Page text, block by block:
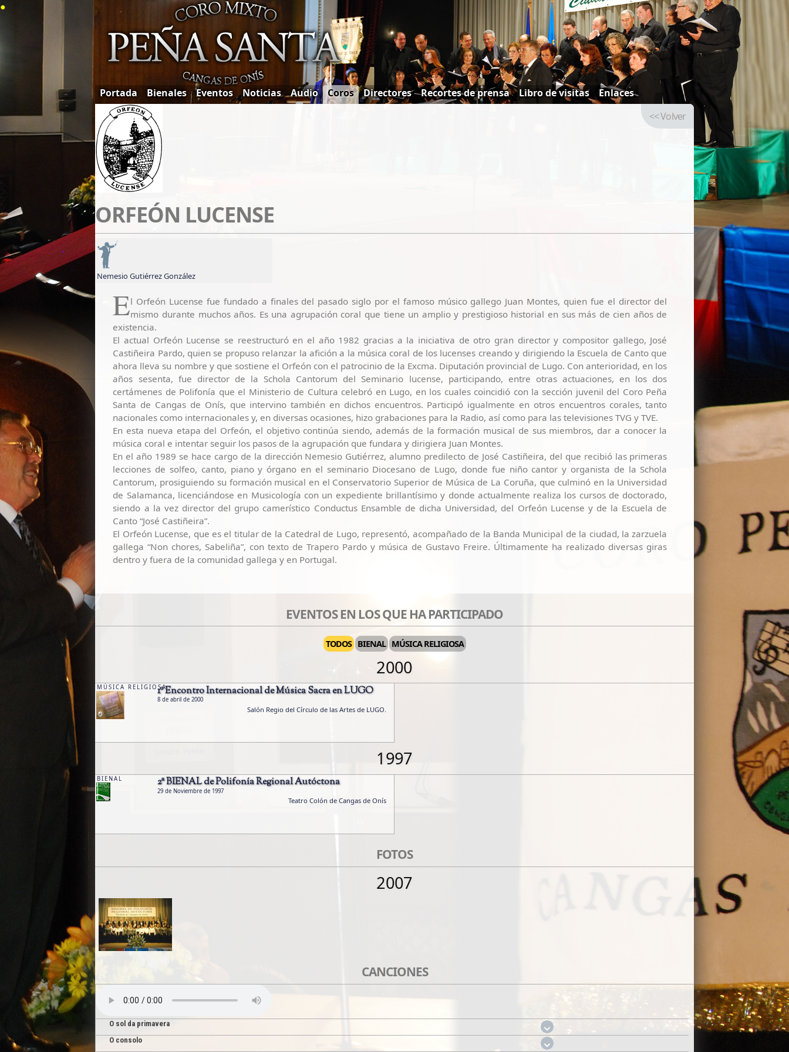
●
Portada Bienales Eventos Noticias Audio Coros Directores Recortes de prensa Libro de visitas Enlaces
ORFEÓN LUCENSE
Nemesio Gutiérrez González
El Orfeón Lucense fue fundado a finales del pasado siglo por el famoso músico gallego Juan Montes, quien fue el director del
mismo durante muchos años. Es una agrupación coral que tiene un amplio y prestigioso historial en sus más de cien años de
existencia.
El actual Orfeón Lucense se reestructuró en el año 1982 gracias a la iniciativa de otro gran director y compositor gallego, José
Castiñeira Pardo, quien se propuso relanzar la afición a la música coral de los lucenses creando y dirigiendo la Escuela de Canto que
ahora lleva su nombre y que sostiene el Orfeón con el patrocinio de la Excma. Diputación provincial de Lugo. Con anterioridad, en los
años sesenta, fue director de la Schola Cantorum del Seminario lucense, participando, entre otras actuaciones, en los dos
certámenes de Polifonía que el Ministerio de Cultura celebró en Lugo, en los cuales coincidió con la sección juvenil del Coro Peña
Santa de Cangas de Onís, que intervino también en dichos encuentros. Participó igualmente en otros encuentros corales, tanto
nacionales como internacionales y, en diversas ocasiones, hizo grabaciones para la Radio, así como para las televisiones TVG y TVE.
En esta nueva etapa del Orfeón, el objetivo continúa siendo, además de la formación musical de sus miembros, dar a conocer la
música coral e intentar seguir los pasos de la agrupación que fundara y dirigiera Juan Montes.
En el año 1989 se hace cargo de la dirección Nemesio Gutiérrez, alumno predilecto de José Castiñeira, del que recibió las primeras
lecciones de solfeo, canto, piano y órgano en el seminario Diocesano de Lugo, donde fue niño cantor y organista de la Schola
Cantorum, prosiguiendo su formación musical en el Conservatorio Superior de Música de La Coruña, que culminó en la Universidad
de Salamanca, licenciándose en Musicología con un expediente brillantísimo y donde actualmente realiza los cursos de doctorado,
siendo a la vez director del grupo camerístico Conductus Ensamble de dicha Universidad, del Orfeón Lucense y de la Escuela de
Canto “José Castiñeira”.
El Orfeón Lucense, que es el titular de la Catedral de Lugo, representó, acompañado de la Banda Municipal de la ciudad, la zarzuela
gallega “Non chores, Sabeliña”, con texto de Trapero Pardo y música de Gustavo Freire. Últimamente ha realizado diversas giras
dentro y fuera de la comunidad gallega y en Portugal.
EVENTOS EN LOS QUE HA PARTICIPADO
TODOS BIENAL MÚSICA RELIGIOSA
2000
1º Encontro Internacional de Música Sacra en LUGO
8 de abril de 2000
Salón Regio del Círculo de las Artes de LUGO.
MÚSICA RELIGIOSA
1997
2ª BIENAL de Polifonía Regional Autóctona
29 de Noviembre de 1997
Teatro Colón de Cangas de Onís
BIENAL
FOTOS
2007
CANCIONES
O sol da primavera
O consolo
<< Volver